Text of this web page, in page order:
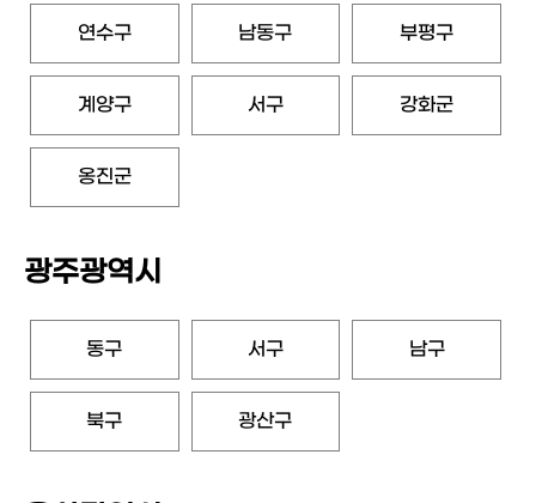
연수구 남동구 부평구
계양구 서구 강화군
옹진군
광주광역시
동구 서구 남구
북구 광산구